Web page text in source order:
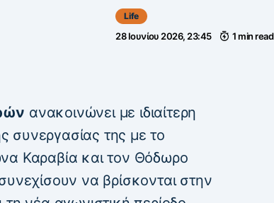
Life
28 Ιουνίου 2026, 23:45 1 min read
ανακοινώνει με ιδιαίτερη
συνεργασίας της με το
Καραβία και τον Θόδωρο
να βρίσκονται στην